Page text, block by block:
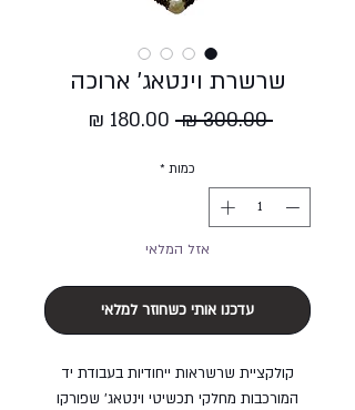
שרשרת וינטאג' ארוכה
‏300.00 ‏₪
מחיר
כמות *
אזל המלאי
עדכנו אותי כשחוזר למלאי
קולקציית שרשראות ייחודיות בעבודת יד
המורכבות מחלקי תכשיטי וינטאג' שפורקו